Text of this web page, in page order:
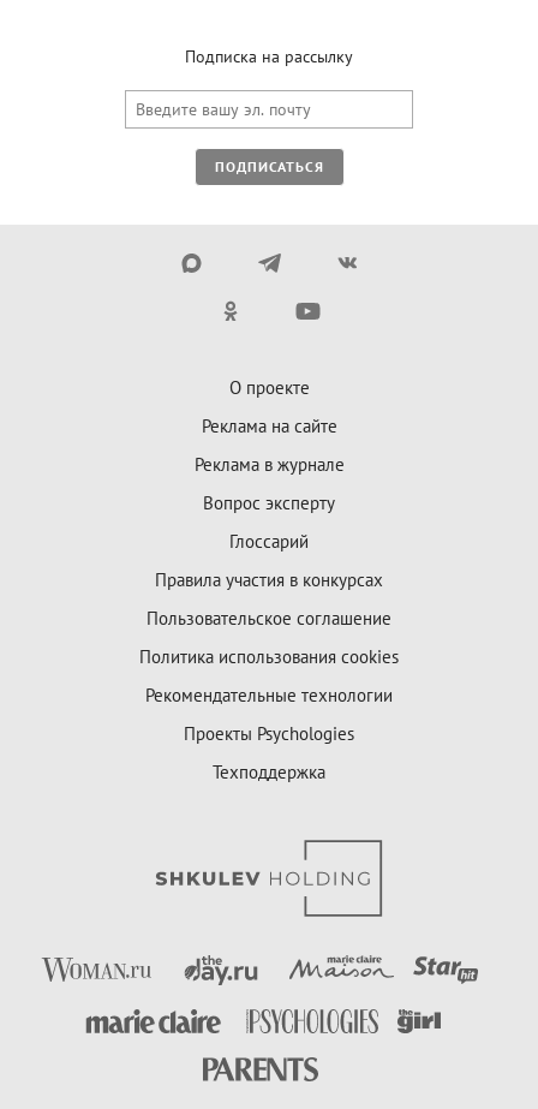
Подписка на рассылку
ПОДПИСАТЬСЯ
О проекте
Реклама на сайте
Реклама в журнале
Вопрос эксперту
Глоссарий
Правила участия в конкурсах
Пользовательское соглашение
Политика использования cookies
Рекомендательные технологии
Проекты Psychologies
Техподдержка